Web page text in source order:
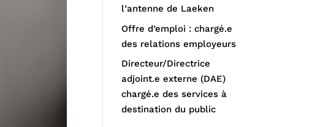
l’antenne de Laeken
Offre d’emploi : chargé.e
des relations employeurs
Directeur/Directrice
adjoint.e externe (DAE)
chargé.e des services à
destination du public